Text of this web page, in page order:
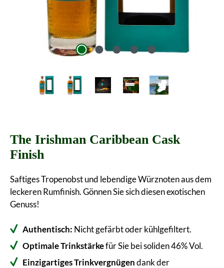
The Irishman Caribbean Cask
Finish
Saftiges Tropenobst und lebendige Würznoten aus dem
leckeren Rumfinish. Gönnen Sie sich diesen exotischen
Genuss!
Authentisch: Nicht gefärbt oder kühlgefiltert.
Optimale Trinkstärkefür Sie bei soliden 46% Vol.
Einzigartiges Trinkvergnügendank der